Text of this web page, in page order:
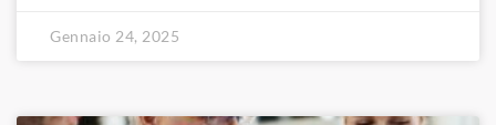
Gennaio 24, 2025